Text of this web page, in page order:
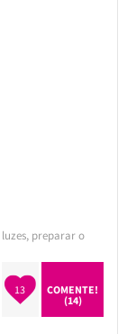
luzes, preparar o
13
COMENTE!
(14)